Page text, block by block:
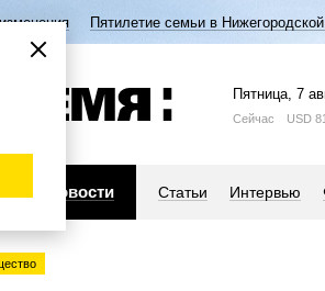
Пятилетие семьи в
Пятница, 7
Сейчас USD
Новости Статьи Интервью